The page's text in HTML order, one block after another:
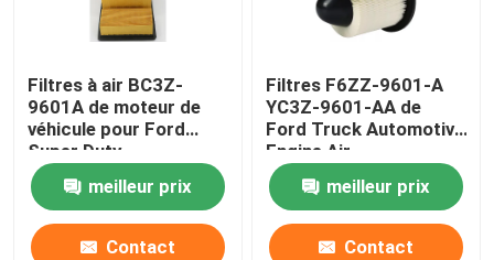
Filtres à air BC3Z-
9601A de moteur de
véhicule pour Ford
Super Duty
meilleur prix
Contact
Filtres F6ZZ-9601-A
YC3Z-9601-AA de
Ford Truck Automotive
Engine Air
meilleur prix
Contact